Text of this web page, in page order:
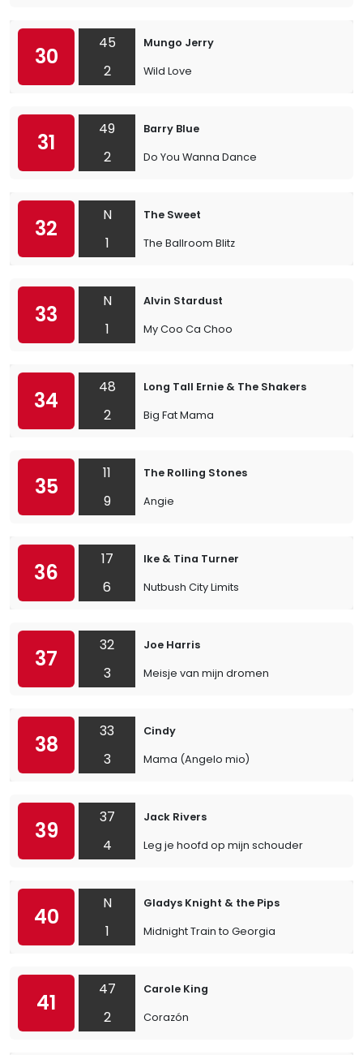
30
45
2
Mungo Jerry
Wild Love
31
49
2
Barry Blue
Do You Wanna Dance
32
N
1
The Sweet
The Ballroom Blitz
33
N
1
Alvin Stardust
My Coo Ca Choo
34
48
2
Long Tall Ernie & The Shakers
Big Fat Mama
35
11
9
The Rolling Stones
Angie
36
17
6
Ike & Tina Turner
Nutbush City Limits
37
32
3
Joe Harris
Meisje van mijn dromen
38
33
3
Cindy
Mama (Angelo mio)
39
37
4
Jack Rivers
Leg je hoofd op mijn schouder
40
N
1
Gladys Knight & the Pips
Midnight Train to Georgia
41
47
2
Carole King
Corazón